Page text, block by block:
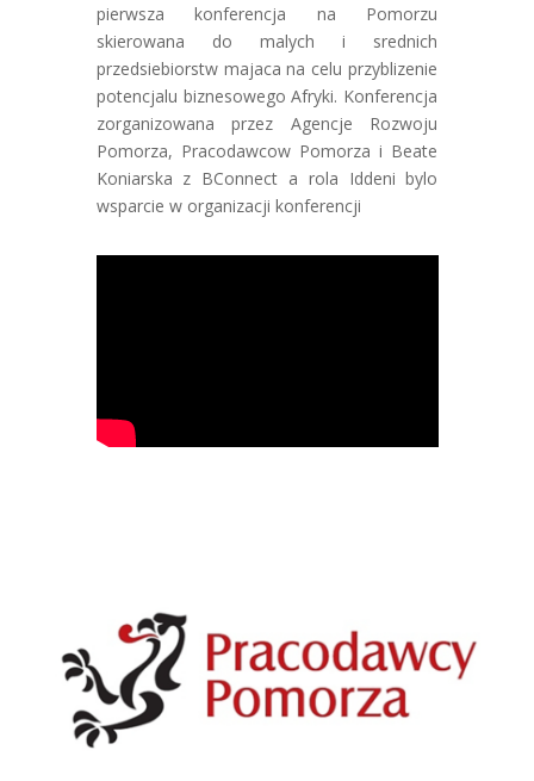
pierwsza konferencja na Pomorzu
skierowana do malych i srednich
przedsiebiorstw majaca na celu przyblizenie
potencjalu biznesowego Afryki. Konferencja
zorganizowana przez Agencje Rozwoju
Pomorza, Pracodawcow Pomorza i Beate
Koniarska z BConnect a rola Iddeni bylo
wsparcie w organizacji konferencji